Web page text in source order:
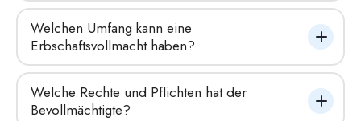
Welchen Umfang kann eine
Erbschaftsvollmacht haben?
Welche Rechte und Pflichten hat der
Bevollmächtigte?